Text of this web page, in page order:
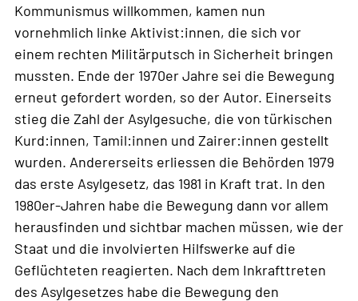
Kommunismus willkommen, kamen nun
vornehmlich linke Aktivist:innen, die sich vor
einem rechten Militärputsch in Sicherheit bringen
mussten. Ende der 1970er Jahre sei die Bewegung
erneut gefordert worden, so der Autor. Einerseits
stieg die Zahl der Asylgesuche, die von türkischen
Kurd:innen, Tamil:innen und Zairer:innen gestellt
wurden. Andererseits erliessen die Behörden 1979
das erste Asylgesetz, das 1981 in Kraft trat. In den
1980er-Jahren habe die Bewegung dann vor allem
herausfinden und sichtbar machen müssen, wie der
Staat und die involvierten Hilfswerke auf die
Geflüchteten reagierten. Nach dem Inkrafttreten
des Asylgesetzes habe die Bewegung den